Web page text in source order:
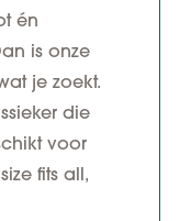
én
is onze
je zoekt.
die
voor
fits all,